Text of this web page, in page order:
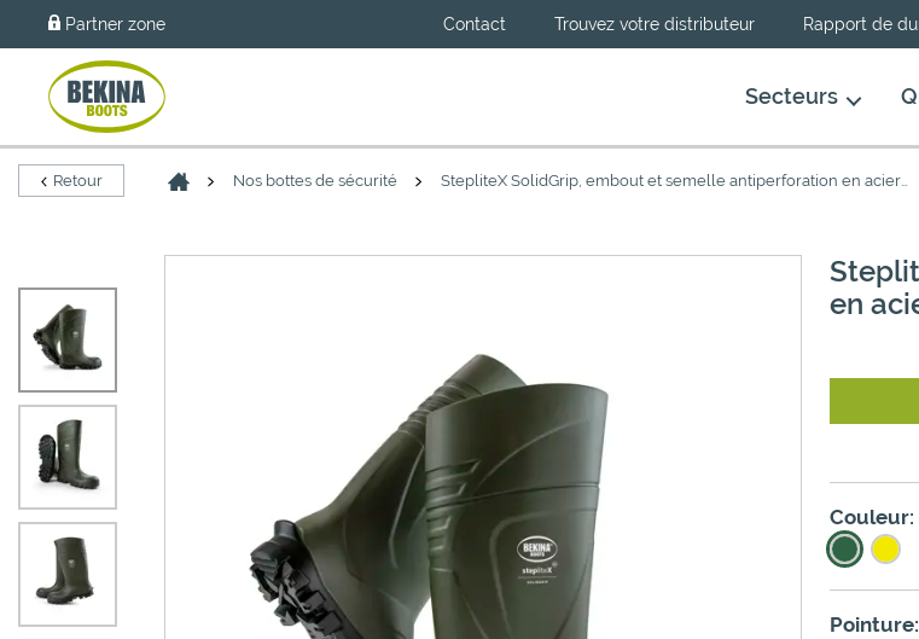
Partner zone Contact Trouvez votre distributeur Rapport de
Secteurs
Retour Nos bottes de sécurité StepliteX SolidGrip, embout et semelle antiperforation en acier (S5), vert
en
Couleur:
Pointure: